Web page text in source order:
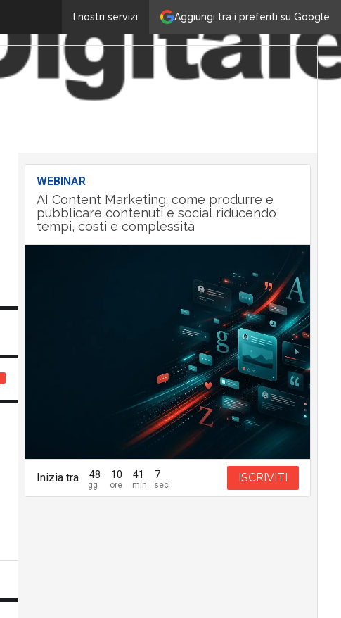
Aggiungi tra i preferiti su Google
I nostri servizi
WEBINAR
AI Content Marketing: come produrre e
pubblicare contenuti e social riducendo
tempi, costi e complessità
Inizia tra 48 10 41 5 ISCRIVITI